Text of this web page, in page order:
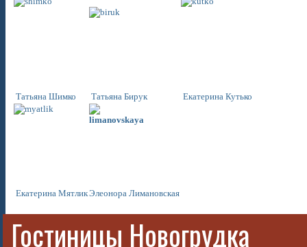
Татьяна Шимко Татьяна Бирук Екатерина Кутько
Екатерина МятликЭлеонора Лимановская
Гостиницы Новогрудка